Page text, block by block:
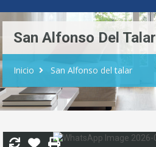
San Alfonso Del Talar
Inicio San Alfonso del talar